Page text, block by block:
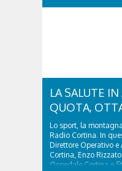
LA SALUTE IN
QUOTA,
Lo sport, la
Radio Cortina. In
Direttore Operativo
Cortina, Enzo
Ospedale Cortina e